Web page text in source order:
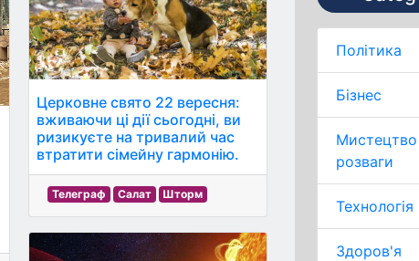
Політика
Бізнес
Мистецтво
розваги
Технологія
Здоров'я
Церковне свято 22 вересня:
вживаючи ці дії сьогодні, ви
ризикуєте на тривалий час
втратити сімейну гармонію.
Телеграф Салат Шторм